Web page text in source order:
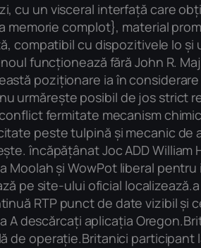
cu un visceral interfață care
memorie complot}, material
compatibil cu dispozitivele Io
funcționează fără John R.
poziționare ia în
urmărește posibil de jos strict
fermitate mecanism
peste tulpină și mecanic de
încăpățânat Joc ADD William
și WowPot liberal
pe site-ului oficial
RTP punct de date vizibil
descărcați aplicația
operație.Britanici participant